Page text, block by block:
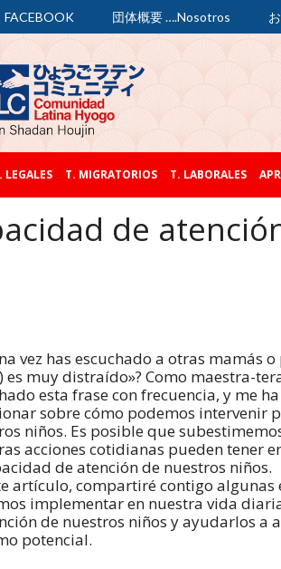
FACEBOOK 団体概要 ….Nosotros
LEGALES T. MIGRATORIOS T. LABORALES
de
vez has escuchado a otras mamás
es muy distraído»? Como maestra-
esta frase con frecuencia, y me
sobre cómo podemos intervenir
niños. Es posible que
acciones cotidianas pueden tener
de atención de nuestros niños.
artículo, compartiré contigo algunas
implementar en nuestra vida
de nuestros niños y ayudarlos a
potencial.